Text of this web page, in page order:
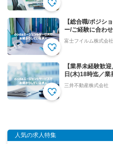
【総合職/ポジシ
ー/ご経験に合わ
す
富士フイルム株式会社
【業界未経験歓
日(木)18時迄／
三井不動産株式会社
人気の求人特集